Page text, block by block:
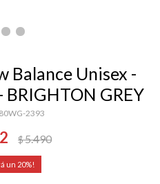
Balance Unisex -
GREY
2393
$5.490
20